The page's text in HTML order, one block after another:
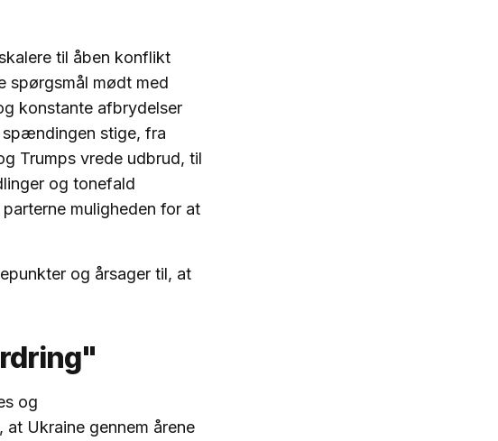
til åben konflikt
spørgsmål mødt med
konstante afbrydelser
stige, fra
Trumps vrede udbrud, til
og tonefald
muligheden for at
og årsager til, at
og
Ukraine gennem årene